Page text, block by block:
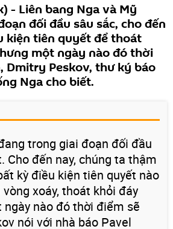
- Liên bang Nga và Mỹ
đối đầu sâu sắc, cho đến
kiện tiên quyết để thoát
một ngày nào đó thời
Dmitry Peskov, thư ký báo
Nga cho biết.
trong giai đoạn đối đầu
Cho đến nay, chúng ta thậm
kỳ điều kiện tiên quyết nào
xoáy, thoát khỏi đáy
ngày nào đó thời điểm sẽ
nói với nhà báo Pavel